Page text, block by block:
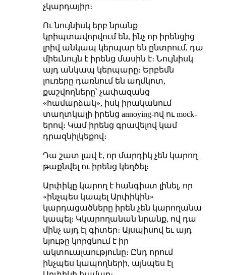
չկարդայիր։
Ու նույնիսկ երբ նրանք
կրիպտավորվում են, ինչ որ իրենցից
լրիվ անկապ կերպար են ընտրում, դա
միեւնույն է իրենց մասին է։ Նույնիսկ
այդ անկապ կերպարը։ Երբեմն
լուռերը դառնում են աղմկոտ,
քաշվողները՝ չափազանց
«համարձակ», իսկ իրականում
տաղտկալի իրենց annoying-ով ու mock-
երով։ Կամ իրենց գրավելով կամ
դրազնիլկեքով։
Դա շատ լավ է, որ մարդիկ չեն կարող
թաքնվել ու իրենց կեղծել։
Արփիկը կարող է հանգիստ լինել, որ
«ինչպես կապել Արփիկին»
կարդացածները իրեն չեն կարողանա
կապել։ Կկարողանան նրանք, ով դա
մինչ այդ էլ գիտեր։ Այսպիսով եւ այդ
նյութը կորցնում է իր
ակտուալաությունը։ Ընդ որում
ինչպես կապողների, այնպես էլ